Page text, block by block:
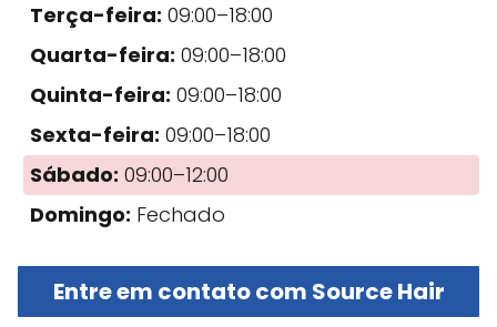
Terça-feira: 09:00–18:00
Quarta-feira: 09:00–18:00
Quinta-feira: 09:00–18:00
Sexta-feira: 09:00–18:00
Sábado: 09:00–12:00
Domingo: Fechado
Entre em contato com Source Hair